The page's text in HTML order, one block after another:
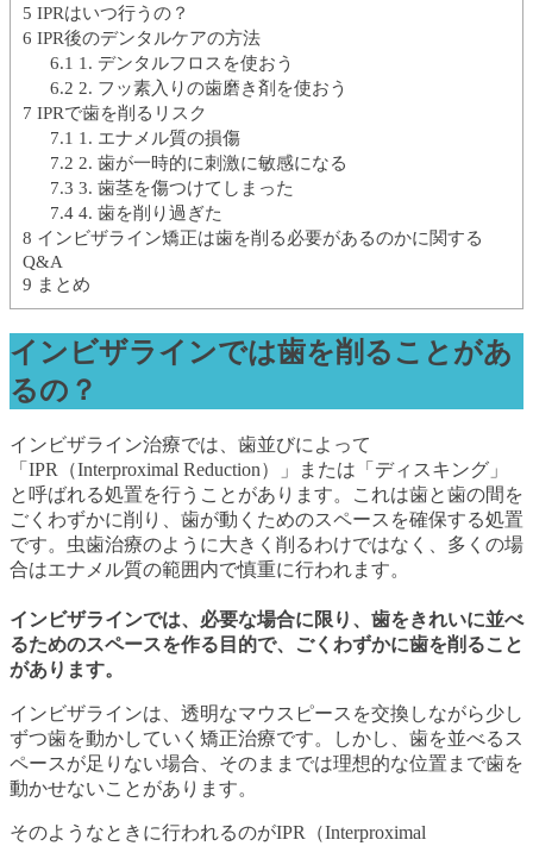
5 IPRはいつ行うの？
6 IPR後のデンタルケアの方法
6.1 1. デンタルフロスを使おう
6.2 2. フッ素入りの歯磨き剤を使おう
7 IPRで歯を削るリスク
7.1 1. エナメル質の損傷
7.2 2. 歯が一時的に刺激に敏感になる
7.3 3. 歯茎を傷つけてしまった
7.44. 歯を削り過ぎた
8 インビザライン矯正は歯を削る必要があるのかに関する
Q&A
9 まとめ
インビザラインでは歯を削ることがあ
るの？
インビザライン治療では、歯並びによって
「IPR（Interproximal Reduction）」または「ディスキング」
と呼ばれる処置を行うことがあります。これは歯と歯の間を
ごくわずかに削り、歯が動くためのスペースを確保する処置
です。虫歯治療のように大きく削るわけではなく、多くの場
合はエナメル質の範囲内で慎重に行われます。
インビザラインでは、必要な場合に限り、歯をきれいに並べ
るためのスペースを作る目的で、ごくわずかに歯を削ること
があります。
インビザラインは、透明なマウスピースを交換しながら少し
ずつ歯を動かしていく矯正治療です。しかし、歯を並べるス
ペースが足りない場合、そのままでは理想的な位置まで歯を
動かせないことがあります。
そのようなときに行われるのがIPR（Interproximal